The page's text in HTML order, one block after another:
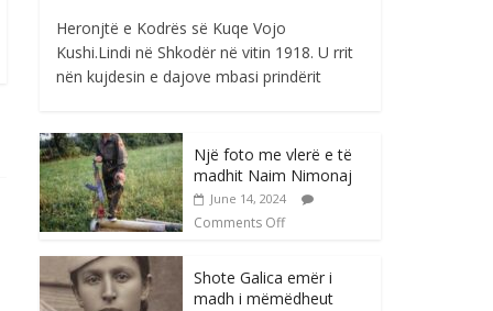
Heronjtë e Kodrës së Kuqe Vojo
Kushi.Lindi në Shkodër në vitin 1918. U rrit
nën kujdesin e dajove mbasi prindërit
Një foto me vlerë e të
madhit Naim Nimonaj
June 14, 2024
Comments Off
Shote Galica emër i
madh i mëmëdheut